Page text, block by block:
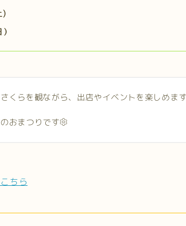
)
くらを観ながら、出店やイベントを楽しめま
おまつりです
ちら